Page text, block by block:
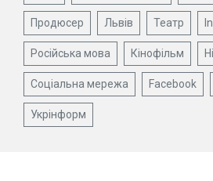
Продюсер Львів Театр
Російська мова Кінофільм
Соціальна мережа Facebook
Укрінформ